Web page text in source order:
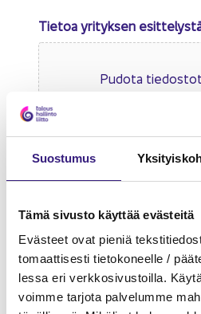
Suos­tu­mus
Tämä si­vus­to käyt­tää eväs­tei­tä
Eväs­teet ovat pie­niä
to­maat­ti­ses­ti tie­to­ko­neel­le /
les­sa eri verk­ko­si­vus­toil­la.
voim­me tar­jo­ta pal­ve­lum­me
Tietoa yrityksen
Pu­do­ta
Sal­li­tut tie­dos­to­tyy­pit: jpg,
toi­mit­taa sen erik­seen
se osoit­tee­seen